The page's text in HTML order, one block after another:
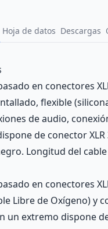
Hoja de datos Descargas
en conectores
flexible
de audio,
de conector
Longitud del
en conectores
Libre de Oxígeno)
un extremo dispone